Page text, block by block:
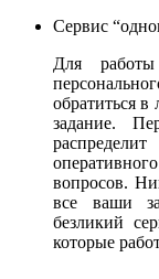
Сервис
Для
обратиться в
задание.
вопросов.
все ваши
безликий
которые